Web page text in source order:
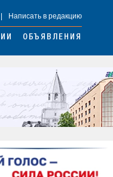
Написать в редакцию
ОБЪЯВЛЕНИЯ